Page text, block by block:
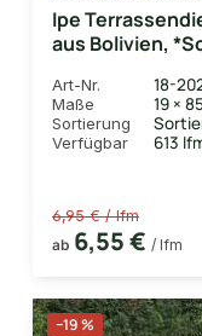
Ipe
aus Bolivien,
Art-Nr. 18-
Maße 19 ×
Sortierung
Verfügbar 613
6,95 € / lfm
ab 6,55 € / lfm
−19 %